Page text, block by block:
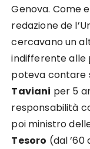
Genova. Come
redazione de
cercavano un
indifferente alle
poteva contare
Taviani per 5
responsabilità
poi ministro
Tesoro (dal ’60